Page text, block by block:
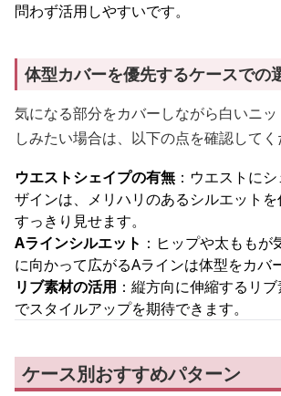
問わず活用しやすいです。
体型カバーを優先するケースでの
気になる部分をカバーしながら白いニ
しみたい場合は、以下の点を確認してく
ウエストシェイプの有無 ：ウエストに
ザインは、メリハリのあるシルエット
すっきり見せます。
Aラインシルエット ：ヒップや太もも
に向かって広がるAラインは体型をカバ
リブ素材の活用 ：縦方向に伸縮するリ
でスタイルアップを期待できます。
ケース別おすすめパターン